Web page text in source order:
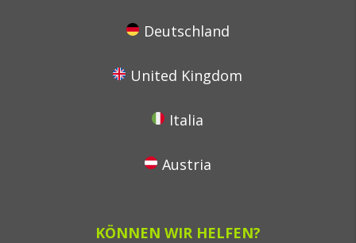
Deutschland
United Kingdom
Italia
Austria
KÖNNEN WIR HELFEN?